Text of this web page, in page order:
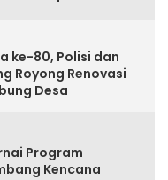
ke-80, Polisi dan
Royong Renovasi
Desa
Program
Kencana